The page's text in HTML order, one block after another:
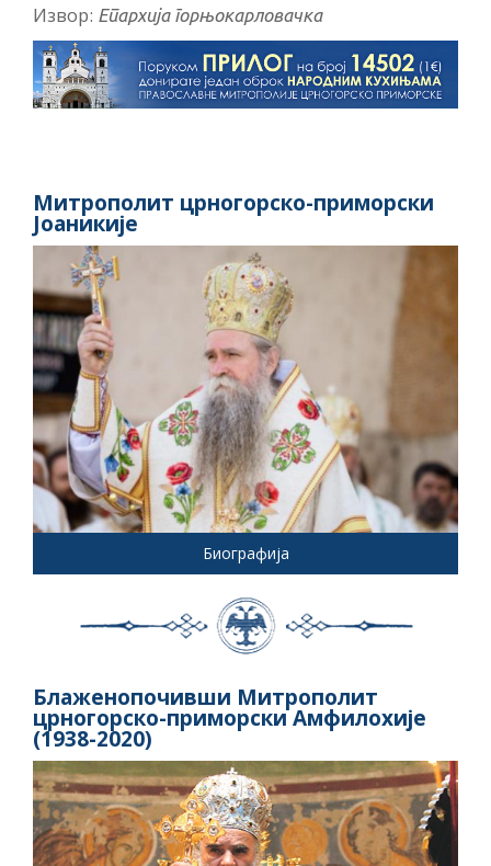
Извор: Епархија горњокарловачка
Митрополит црногорско-приморски
Јоаникије
Биографија
Блаженопочивши Митрополит
црногорско-приморски Амфилохије
(1938-2020)